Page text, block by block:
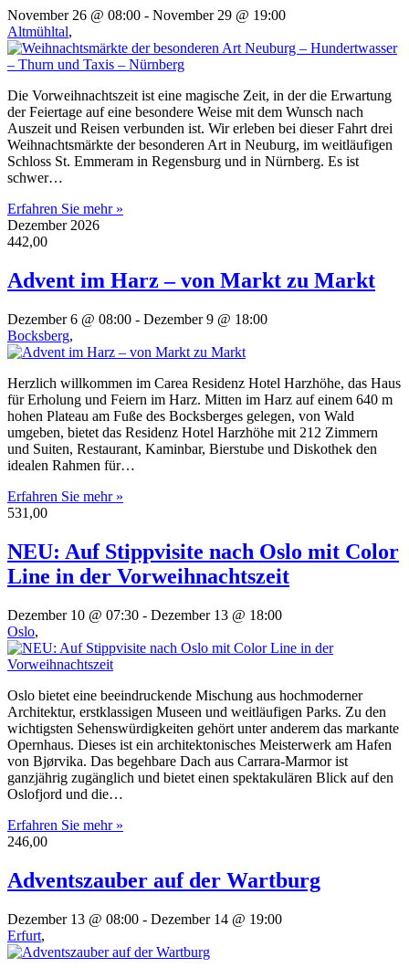
November 26 @ 08:00 - November 29 @ 19:00
Altmühltal,
Die Vorweihnachtszeit ist eine magische Zeit, in der die Erwartung
der Feiertage auf eine besondere Weise mit dem Wunsch nach
Auszeit und Reisen verbunden ist. Wir erleben bei dieser Fahrt drei
Weihnachtsmärkte der besonderen Art in Neuburg, im weitläufigen
Schloss St. Emmeram in Regensburg und in Nürnberg. Es ist
schwer…
Erfahren Sie mehr »
Dezember 2026
442,00
Advent im Harz – von Markt zu Markt
Dezember 6 @ 08:00 - Dezember 9 @ 18:00
Bocksberg,
Herzlich willkommen im Carea Residenz Hotel Harzhöhe, das Haus
für Erholung und Feiern im Harz. Mitten im Harz auf einem 640 m
hohen Plateau am Fuße des Bocksberges gelegen, von Wald
umgeben, bietet das Residenz Hotel Harzhöhe mit 212 Zimmern
und Suiten, Restaurant, Kaminbar, Bierstube und Diskothek den
idealen Rahmen für…
Erfahren Sie mehr »
531,00
NEU: Auf Stippvisite nach Oslo mit Color
Line in der Vorweihnachtszeit
Dezember 10 @ 07:30 - Dezember 13 @ 18:00
Oslo,
Oslo bietet eine beeindruckende Mischung aus hochmoderner
Architektur, erstklassigen Museen und weitläufigen Parks. Zu den
wichtigsten Sehenswürdigkeiten gehört unter anderem das markante
Opernhaus. Dieses ist ein architektonisches Meisterwerk am Hafen
von Bjørvika. Das begehbare Dach aus Carrara-Marmor ist
ganzjährig zugänglich und bietet einen spektakulären Blick auf den
Oslofjord und die…
Erfahren Sie mehr »
246,00
Adventszauber auf der Wartburg
Dezember 13 @ 08:00 - Dezember 14 @ 19:00
Erfurt,